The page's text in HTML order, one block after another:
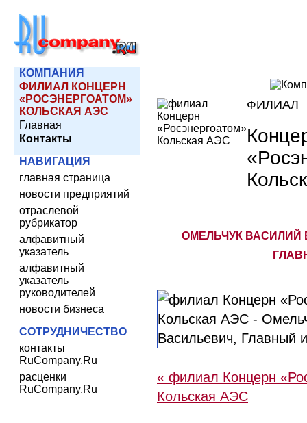
КОМПАНИЯ
ФИЛИАЛ КОНЦЕРН
«РОСЭНЕРГОАТОМ»
КОЛЬСКАЯ АЭС
Главная
Контакты
НАВИГАЦИЯ
главная страница
новости предприятий
отраслевой
рубрикатор
алфавитный
указатель
алфавитный
указатель
руководителей
новости бизнеса
СОТРУДНИЧЕСТВО
контакты
RuCompany.Ru
расценки
RuCompany.Ru
ФИЛИАЛ
ОМЕЛЬЧУК ВАСИЛИЙ
« филиал Концерн
Кольская АЭС